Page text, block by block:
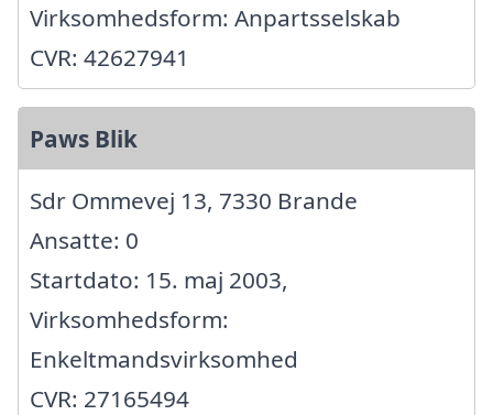
Virksomhedsform: Anpartsselskab
CVR: 42627941
Paws Blik
Sdr Ommevej 13, 7330 Brande
Ansatte: 0
Startdato: 15. maj 2003,
Virksomhedsform:
Enkeltmandsvirksomhed
CVR: 27165494